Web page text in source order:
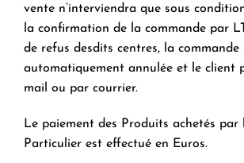
vente n’interviendra que sous
la confirmation de la commande par
de refus desdits centres, la commande
automatiquement annulée et le client
mail ou par courrier.
Le paiement des Produits achetés par
Particulier est effectué en Euros.